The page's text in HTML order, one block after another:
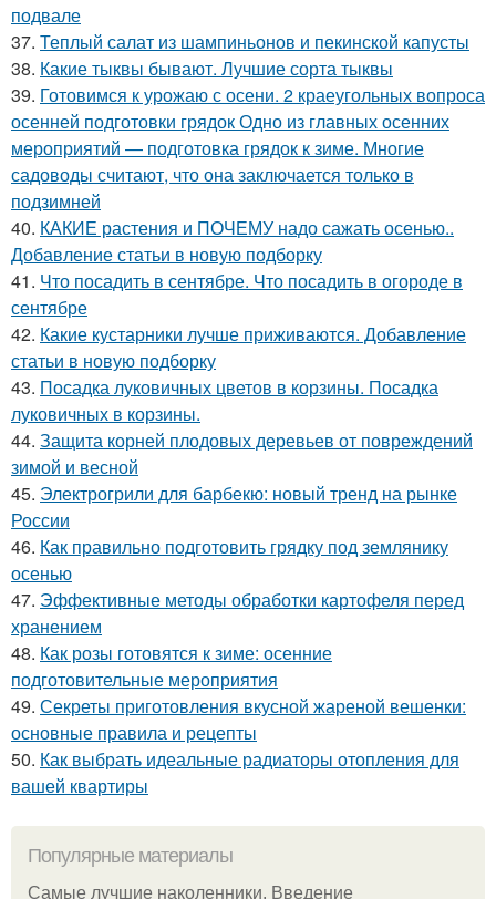
подвале
37. Теплый салат из шампиньонов и пекинской капусты
38. Какие тыквы бывают. Лучшие сорта тыквы
39. Готовимся к урожаю с осени. 2 краеугольных вопроса
осенней подготовки грядок Одно из главных осенних
мероприятий — подготовка грядок к зиме. Многие
садоводы считают, что она заключается только в
подзимней
40. КАКИЕ растения и ПОЧЕМУ надо сажать осенью..
Добавление статьи в новую подборку
41. Что посадить в сентябре. Что посадить в огороде в
сентябре
42. Какие кустарники лучше приживаются. Добавление
статьи в новую подборку
43. Посадка луковичных цветов в корзины. Посадка
луковичных в корзины.
44. Защита корней плодовых деревьев от повреждений
зимой и весной
45. Электрогрили для барбекю: новый тренд на рынке
России
46. Как правильно подготовить грядку под землянику
осенью
47. Эффективные методы обработки картофеля перед
хранением
48. Как розы готовятся к зиме: осенние
подготовительные мероприятия
49. Секреты приготовления вкусной жареной вешенки:
основные правила и рецепты
50. Как выбрать идеальные радиаторы отопления для
вашей квартиры
Популярные материалы
Самые лучшие наколенники. Введение